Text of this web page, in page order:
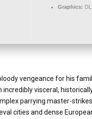
Graphics:
vengeance for his
incredibly visceral,
parrying master-
cities and dense